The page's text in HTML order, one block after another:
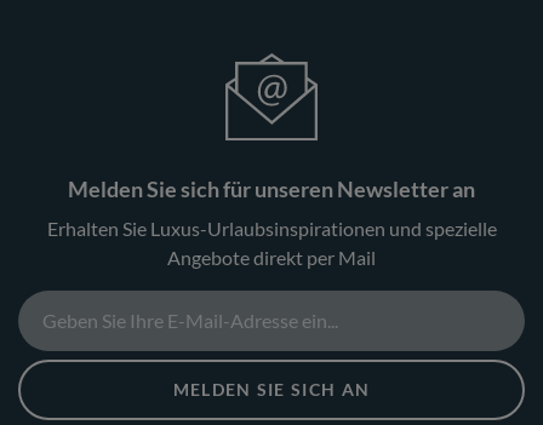
Melden Sie sich für unseren Newsletter an
Erhalten Sie Luxus-Urlaubsinspirationen und spezielle
Angebote direkt per Mail
MELDEN SIE SICH AN